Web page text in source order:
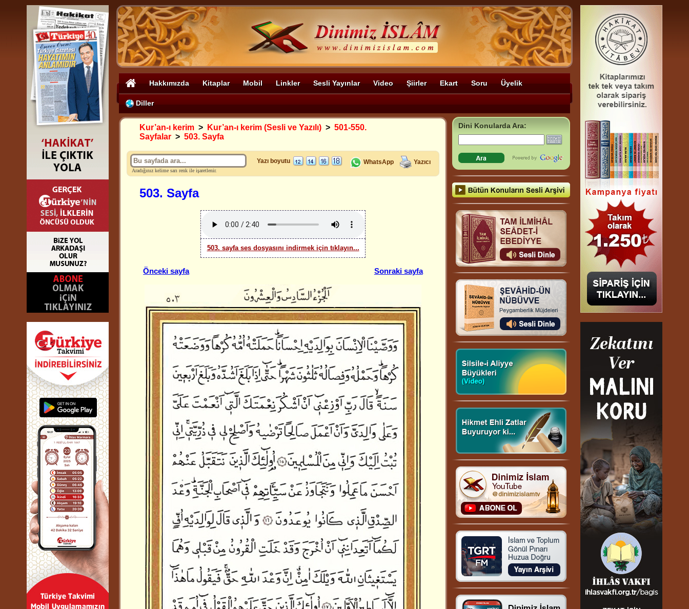
Hakkımızda Kitaplar Mobil Linkler Sesli Yayınlar Video Şiirler Ekart Soru Üyelik
Diller
Kur’an-ı kerim > Kur’an-ı kerim (Sesli ve Yazılı) > 501-550.
Sayfalar > 503. Sayfa
Aradığınız kelime sarı renk ile işaretlenir.
Yazı boyutu WhatsApp Yazıcı
503. Sayfa
503. sayfa ses dosyasını indirmek için tıklayın...
Önceki sayfa Sonraki sayfa
Dini Konularda Ara: